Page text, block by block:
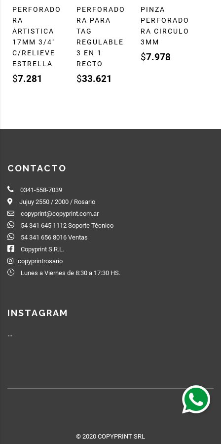
PERFORADO
RA
ARTISTICA
17MM 3/4″
C/RELIEVE
ESTRELLA
$7.281
PERFORADO
RA PARA
TAG
REGULABLE
3 EN 1
RECTO
$33.621
PINZA
PERFORADO
RA CIRCULO
3MM
$7.978
CONTACTO
0341-558-7039
Jujuy 2550 / 2000 / Rosario
copyprint@copyprint.com.ar
54 341 645 1112 Soporte Técnico
54 341 656 8016 Ventas
Copyprint S.R.L.
copyprintrosario
Lunes a Viernes de 8:30 a 17:30 HS.
INSTAGRAM
…
© 2020 COPYPRINT SRL